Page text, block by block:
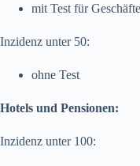
mit Test für
Inzidenz unter 50:
ohne Test
Hotels und Pensionen:
Inzidenz unter 100: